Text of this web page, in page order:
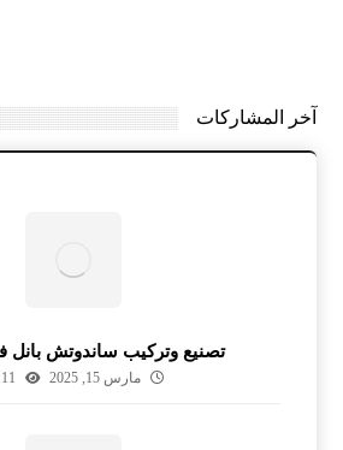
آخر المشاركات
تصنيع وتركيب ساندوتش بانل
مارس 15, 2025